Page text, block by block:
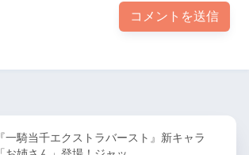
『一騎当千エクストラバースト』新キャラ